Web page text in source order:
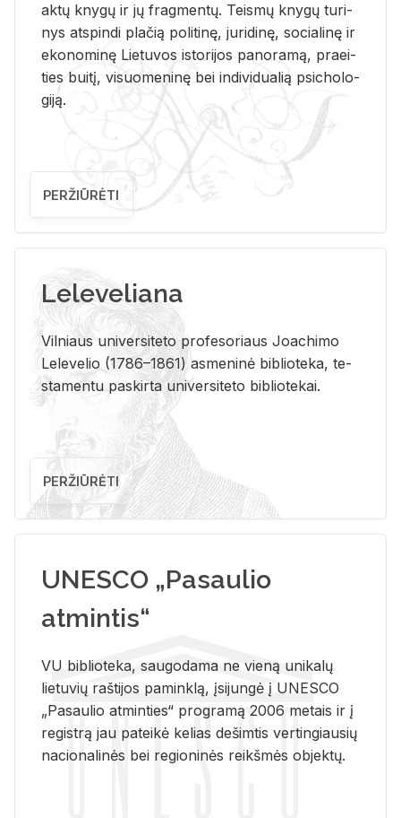
aktų kny­gų ir jų frag­men­tų. Teis­mų kny­gų tu­ri­
nys at­spin­di pla­čią po­li­ti­nę, ju­ri­di­nę, so­cia­li­nę ir
eko­no­mi­nę Lie­tu­vos is­to­ri­jos pa­no­ra­mą, pra­ei­
ties bui­tį, vi­suo­me­ni­nę bei in­di­vi­dua­lią psi­cho­lo­
gi­ją.
PERŽIŪRĖTI
Leleveliana
Vil­niaus uni­ver­si­te­to pro­fe­so­riaus Jo­a­chi­mo
Le­le­ve­lio (1786–1861) as­me­ni­nė bi­b­lio­te­ka, te­
sta­men­tu pa­skir­ta uni­ver­si­te­to bi­b­lio­te­kai.
PERŽIŪRĖTI
UNESCO „Pasaulio
atmintis“
VU biblioteka, saugodama ne vieną unikalų
lietuvių raštijos paminklą, įsijungė į UNESCO
„Pasaulio atminties“ programą 2006 metais ir į
registrą jau pateikė kelias dešimtis vertingiausių
nacionalinės bei regioninės reikšmės objektų.